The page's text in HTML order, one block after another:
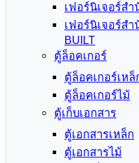
เฟอร์นิเจอร์สำ
เฟอร์นิเจอร์สำ
BUILT
ตู้ล็อคเกอร์
ตู้ล็อคเกอร์เหล็
ตู้ล็อคเกอร์ไม้
ตู้เก็บเอกสาร
ตู้เอกสารเหล็ก
ตู้เอกสารไม้